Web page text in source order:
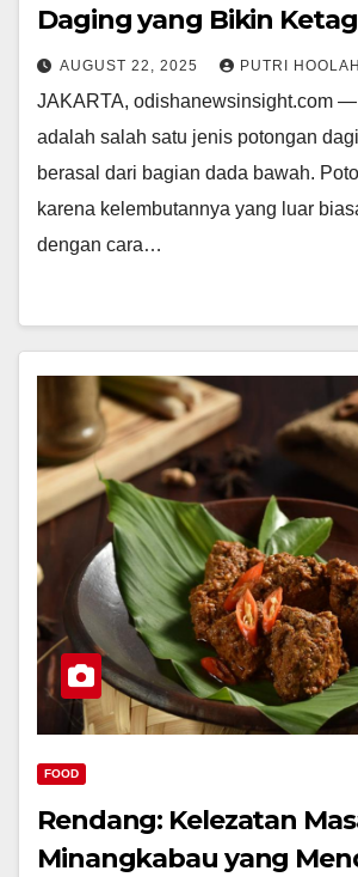
Daging yang Bikin
AUGUST 22, 2025 PUTRI
JAKARTA, odishanewsinsight.com
adalah salah satu jenis potongan
berasal dari bagian dada bawah.
karena kelembutannya yang luar
dengan cara…
FOOD
Rendang: Kelezatan
Minangkabau yang